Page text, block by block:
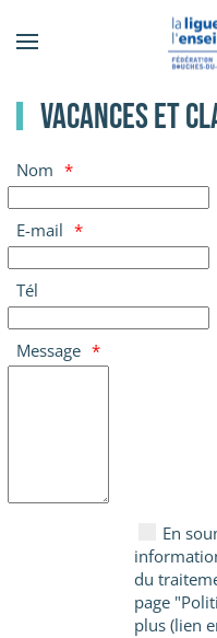
contenu
principal
Vacances et
Nom
E-mail
Tél
Message
En
du
page
plus (lien